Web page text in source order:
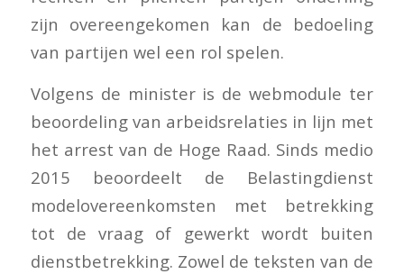
zijn overeengekomen kan de bedoeling
van partijen wel een rol spelen.
Volgens de minister is de webmodule ter
beoordeling van arbeidsrelaties in lijn met
het arrest van de Hoge Raad. Sinds medio
2015 beoordeelt de Belastingdienst
modelovereenkomsten met betrekking
tot de vraag of gewerkt wordt buiten
dienstbetrekking. Zowel de teksten van de